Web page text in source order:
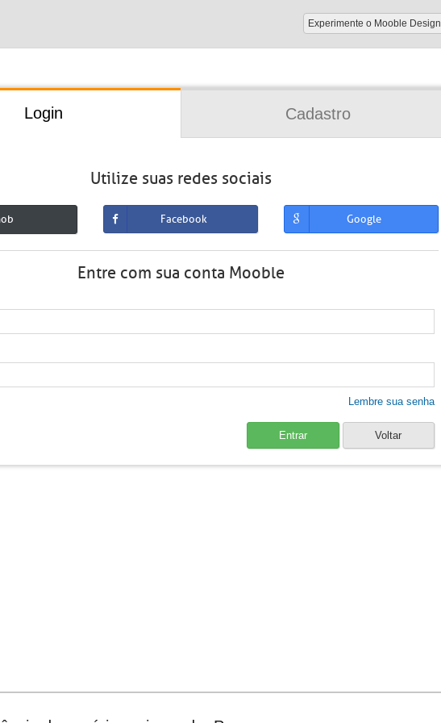
Experimente o Mooble Design
Login Cadastro
Utilize suas redes sociais
Facebook Google
Entre com sua conta Mooble
Lembre sua senha
Entrar Voltar